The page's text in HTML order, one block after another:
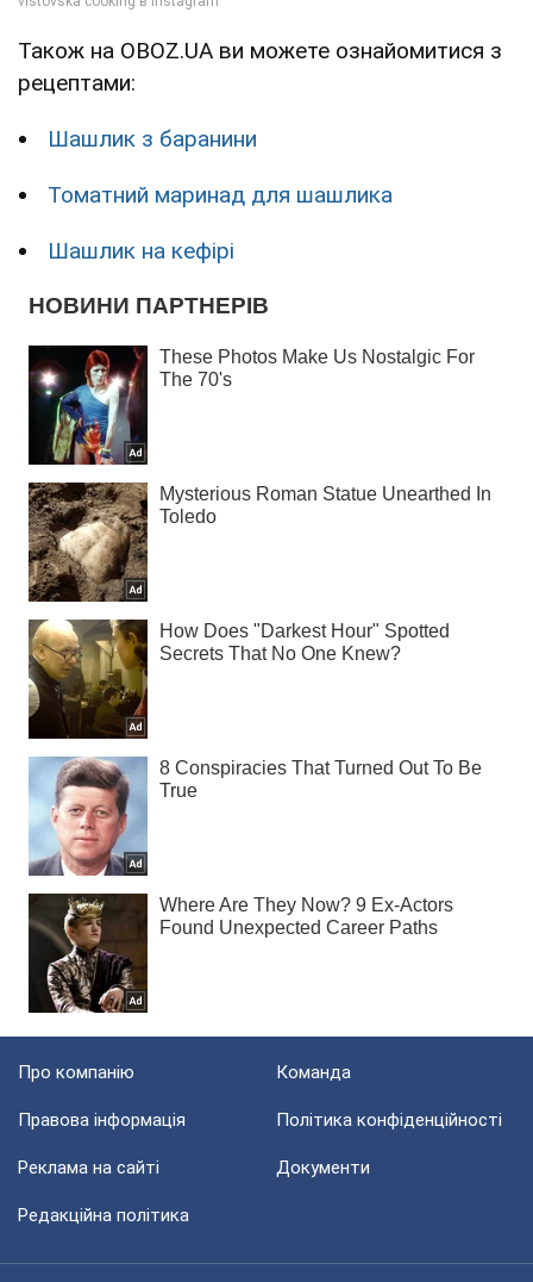
Також на OBOZ.UA ви можете ознайомитися з
рецептами:
Шашлик з баранини
Томатний маринад для шашлика
Шашлик на кефірі
Про компанію Команда
Правова інформація Політика конфіденційності
Реклама на сайті Документи
Редакційна політика